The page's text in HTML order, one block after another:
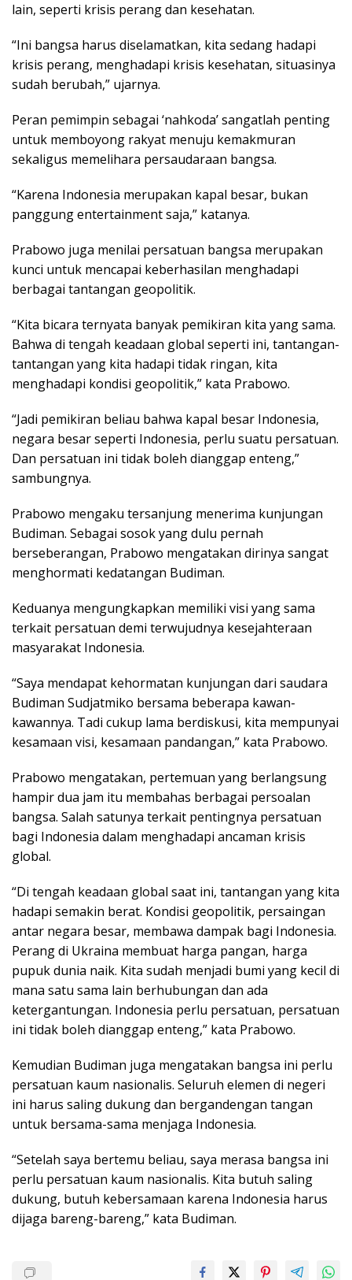
lain, seperti krisis perang dan kesehatan.
“Ini bangsa harus diselamatkan, kita sedang hadapi
krisis perang, menghadapi krisis kesehatan, situasinya
sudah berubah,” ujarnya.
Peran pemimpin sebagai ‘nahkoda’ sangatlah penting
untuk memboyong rakyat menuju kemakmuran
sekaligus memelihara persaudaraan bangsa.
“Karena Indonesia merupakan kapal besar, bukan
panggung entertainment saja,” katanya.
Prabowo juga menilai persatuan bangsa merupakan
kunci untuk mencapai keberhasilan menghadapi
berbagai tantangan geopolitik.
“Kita bicara ternyata banyak pemikiran kita yang sama.
Bahwa di tengah keadaan global seperti ini, tantangan-
tantangan yang kita hadapi tidak ringan, kita
menghadapi kondisi geopolitik,” kata Prabowo.
“Jadi pemikiran beliau bahwa kapal besar Indonesia,
negara besar seperti Indonesia, perlu suatu persatuan.
Dan persatuan ini tidak boleh dianggap enteng,”
sambungnya.
Prabowo mengaku tersanjung menerima kunjungan
Budiman. Sebagai sosok yang dulu pernah
berseberangan, Prabowo mengatakan dirinya sangat
menghormati kedatangan Budiman.
Keduanya mengungkapkan memiliki visi yang sama
terkait persatuan demi terwujudnya kesejahteraan
masyarakat Indonesia.
“Saya mendapat kehormatan kunjungan dari saudara
Budiman Sudjatmiko bersama beberapa kawan-
kawannya. Tadi cukup lama berdiskusi, kita mempunyai
kesamaan visi, kesamaan pandangan,” kata Prabowo.
Prabowo mengatakan, pertemuan yang berlangsung
hampir dua jam itu membahas berbagai persoalan
bangsa. Salah satunya terkait pentingnya persatuan
bagi Indonesia dalam menghadapi ancaman krisis
global.
“Di tengah keadaan global saat ini, tantangan yang kita
hadapi semakin berat. Kondisi geopolitik, persaingan
antar negara besar, membawa dampak bagi Indonesia.
Perang di Ukraina membuat harga pangan, harga
pupuk dunia naik. Kita sudah menjadi bumi yang kecil di
mana satu sama lain berhubungan dan ada
ketergantungan. Indonesia perlu persatuan, persatuan
ini tidak boleh dianggap enteng,” kata Prabowo.
Kemudian Budiman juga mengatakan bangsa ini perlu
persatuan kaum nasionalis. Seluruh elemen di negeri
ini harus saling dukung dan bergandengan tangan
untuk bersama-sama menjaga Indonesia.
“Setelah saya bertemu beliau, saya merasa bangsa ini
perlu persatuan kaum nasionalis. Kita butuh saling
dukung, butuh kebersamaan karena Indonesia harus
dijaga bareng-bareng,” kata Budiman.